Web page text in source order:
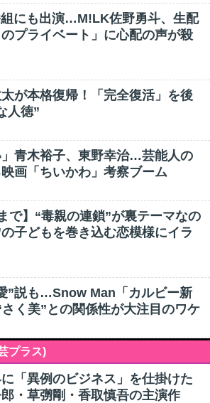
にも出演…M!LK佐野勇斗、生配
プライベート」に心配の声が殺
が本格復帰！「完全復活」を後
人徳”
」青木裕子、東野幸治…芸能人の
画「ちいかわ」考察ブーム
で】“毒親の連鎖”が裏テーマなの
子どもを巻き込む恋模様にイラ
”説も…Snow Man「カルビー新
く美”との関係性が大注目のワケ
プラス)
「異例のビジネス」を仕掛けた
・草彅剛・香取慎吾の主演作